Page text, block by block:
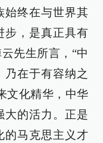
始终在与世界其
步，是真正具有
先生所言，“中
乃在于有容纳之
文化精华，中华
大的活力。正是
的马克思主义才